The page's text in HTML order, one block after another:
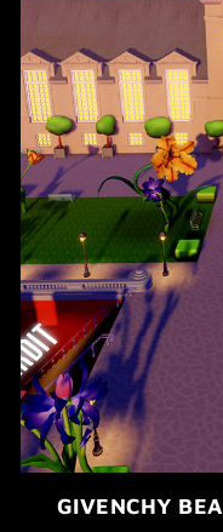
GIVENCHY